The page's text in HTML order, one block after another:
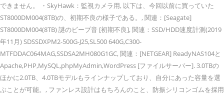
できません。 ・SkyHawk：監視カメラ用, 以下は、今回以前に買っていた
ST8000DM004(8TB)の、初期不良の様子である。, 関連：[Seagate]
ST8000DM004(8TB) 謎のビープ音 [初期不良], 関連：SSD/HDD速度計測(2019
年11月) SDSSDXPM2-500G-J25,SL500 640G,C300-
MTFDDAC064MAG,SSDSA2MH080G1GC, 関連：[NETGEAR] ReadyNAS104と
Apache,PHP,MySQL,phpMyAdmin,WordPress [ファイルサーバー]. 3.0TBの
ほかに2.0TB、4.0TBモデルもラインナップしており、自分にあった容量を選
ぶことが可能。, ファンレス設計はもちろんのこと、防振シリコンゴムを採用